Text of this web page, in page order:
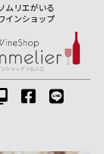
ムリエがいる
インショップ